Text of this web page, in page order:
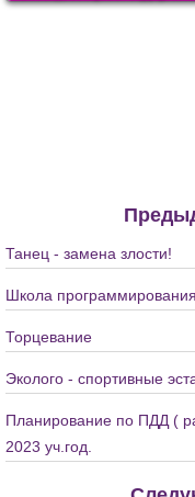
Танец - замена злости!
Школа
Торцевание
Эколого - спортивные
Планирование по ПДД (
2023 уч.год.